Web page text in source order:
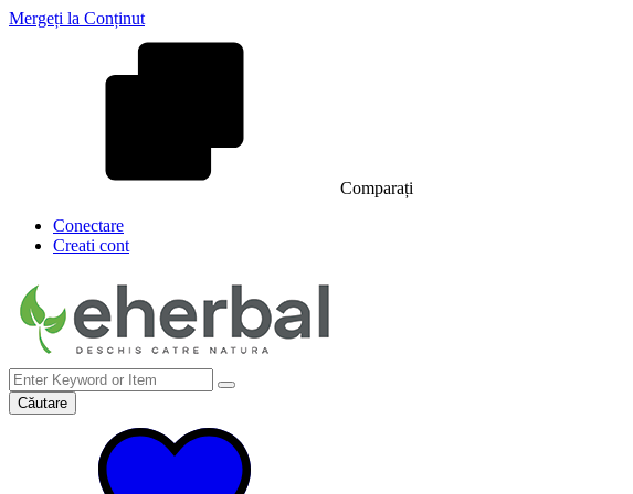
Mergeți la Conținut
Comparați
Conectare
Creati cont
Căutare